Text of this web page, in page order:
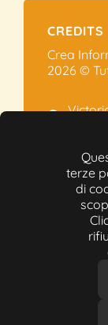
terze
di
CREDITS
Crea
2026 ©
Via
+39
N-